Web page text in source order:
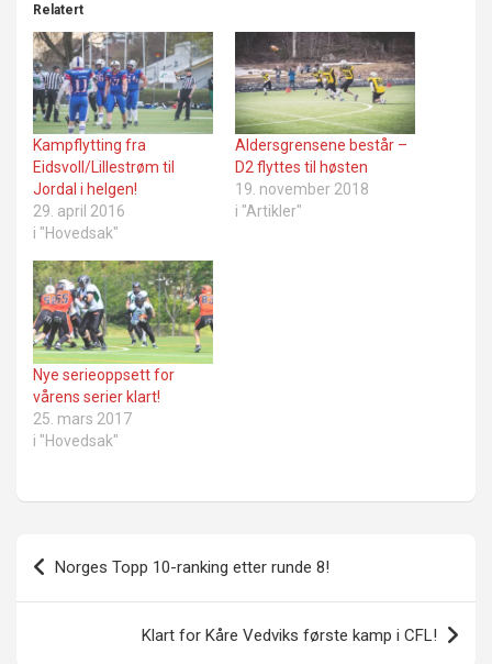
Relatert
Kampflytting fra
Eidsvoll/Lillestrøm til
Jordal i helgen!
29. april 2016
i "Hovedsak"
Aldersgrensene består –
D2 flyttes til høsten
19. november 2018
i "Artikler"
Nye serieoppsett for
vårens serier klart!
25. mars 2017
i "Hovedsak"
Innleggsnavigasjon
Norges Topp 10-ranking etter runde 8!
Klart for Kåre Vedviks første kamp i CFL!